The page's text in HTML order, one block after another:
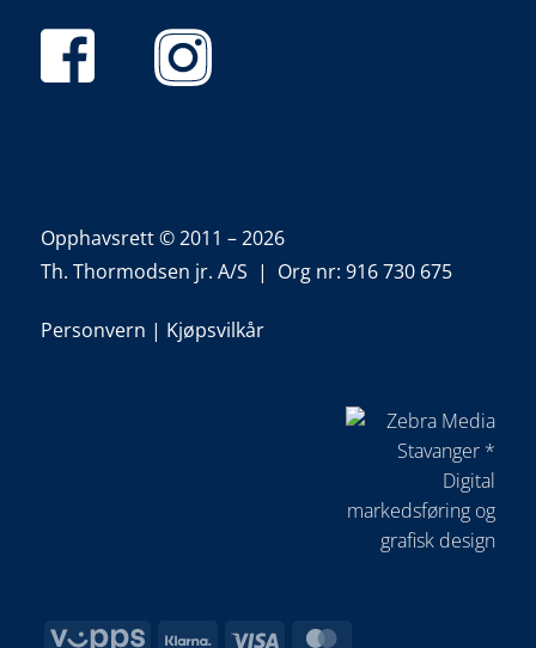
Opphavsrett © 2011 – 2026
Th. Thormodsen jr. A/S | Org nr: 916 730 675
Personvern | Kjøpsvilkår
Vipps Klarna Visa